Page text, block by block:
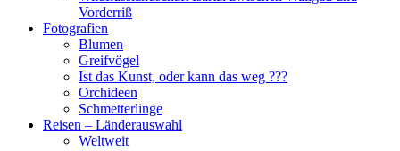
Vorderriß
Fotografien
Blumen
Greifvögel
Ist das Kunst, oder kann das weg ???
Orchideen
Schmetterlinge
Reisen – Länderauswahl
Weltweit